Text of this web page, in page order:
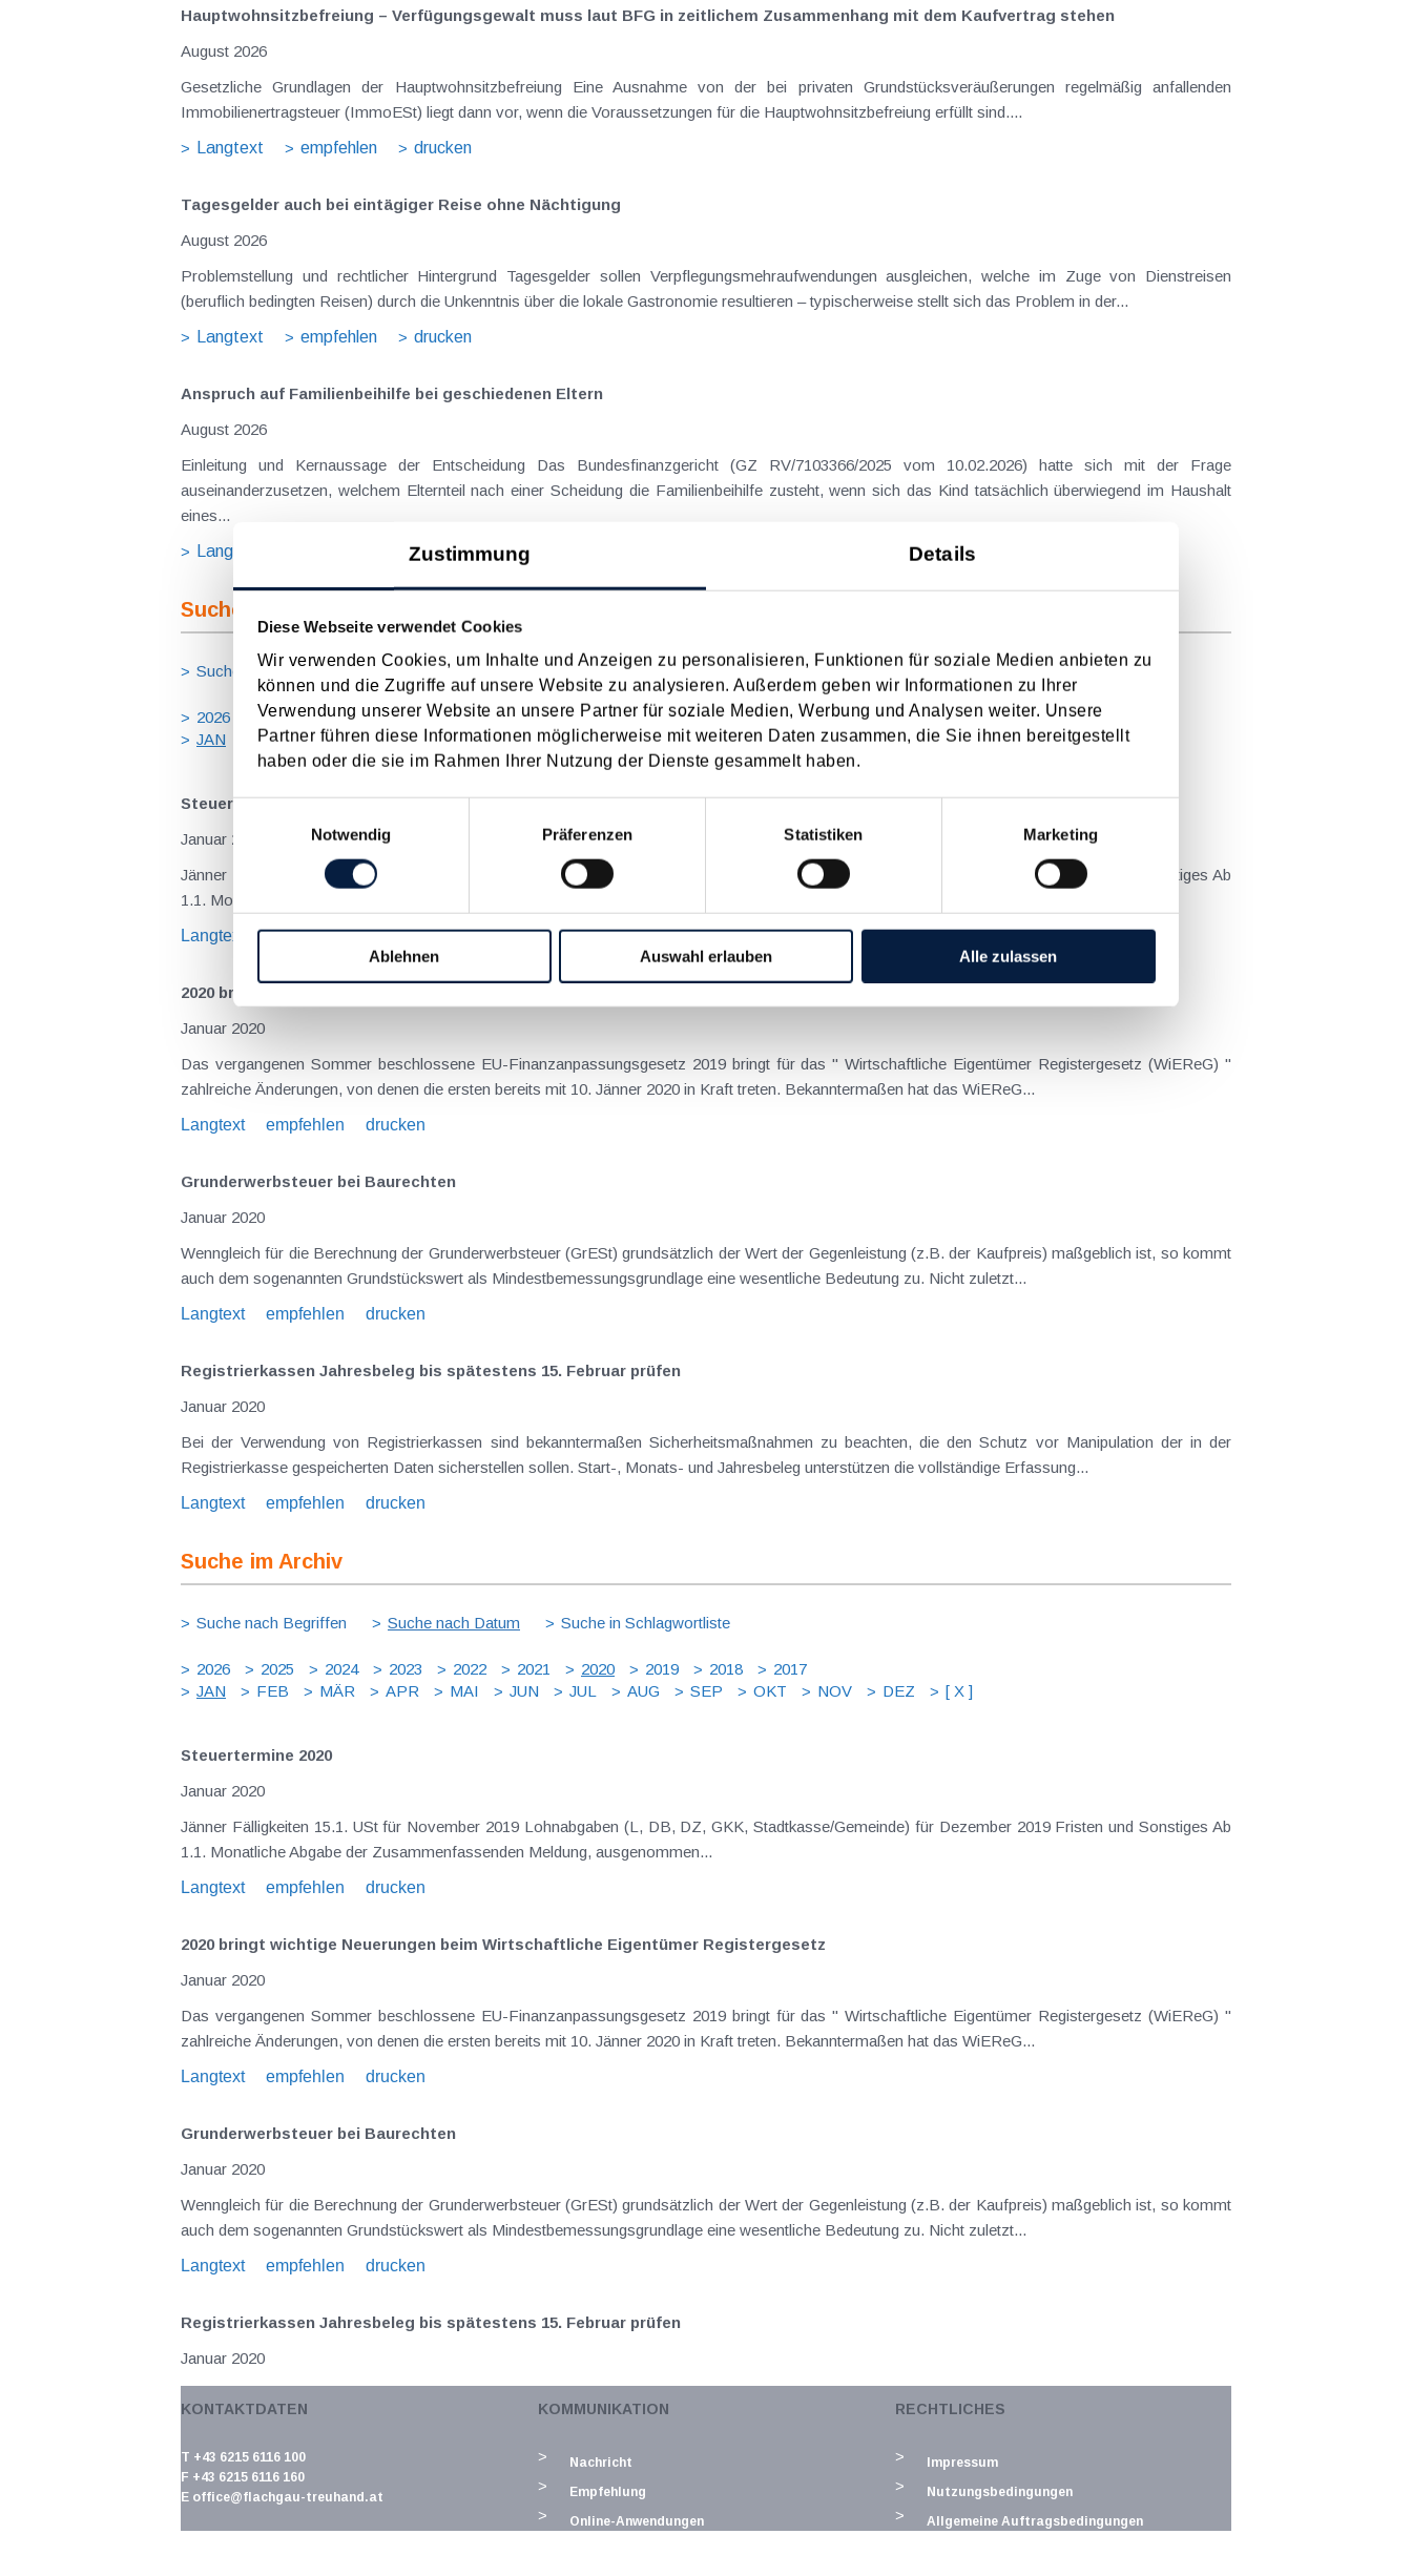
Zustimmung Details
Diese Webseite verwendet Cookies
Wir verwenden Cookies, um Inhalte und Anzeigen zu personalisieren, Funktionen für soziale Medien anbieten zu
können und die Zugriffe auf unsere Website zu analysieren. Außerdem geben wir Informationen zu Ihrer
Verwendung unserer Website an unsere Partner für soziale Medien, Werbung und Analysen weiter. Unsere
Partner führen diese Informationen möglicherweise mit weiteren Daten zusammen, die Sie ihnen bereitgestellt
haben oder die sie im Rahmen Ihrer Nutzung der Dienste gesammelt haben.
Notwendig
Präferenzen Statistiken Marketing
Ablehnen Auswahl erlauben Alle zulassen
Hauptwohnsitz​­befreiung – Verfügungsgewalt muss laut BFG in zeitlichem Zusammenhang mit dem Kaufvertrag stehen
August 2026
Gesetzliche Grundlagen der Hauptwohnsitzbefreiung Eine Ausnahme von der bei privaten Grundstücksveräußerungen regelmäßig anfallenden
Immobilienertragsteuer (ImmoESt) liegt dann vor, wenn die Voraussetzungen für die Hauptwohnsitzbefreiung erfüllt sind....
Langtext
empfehlen drucken
Tagesgelder auch bei eintägiger Reise ohne Nächtigung
August 2026
Problemstellung und rechtlicher Hintergrund Tagesgelder sollen Verpflegungsmehraufwendungen ausgleichen, welche im Zuge von Dienstreisen
(beruflich bedingten Reisen) durch die Unkenntnis über die lokale Gastronomie resultieren – typischerweise stellt sich das Problem in der...
Langtext
empfehlen drucken
Anspruch auf Familienbeihilfe bei geschiedenen Eltern
August 2026
Einleitung und Kernaussage der Entscheidung Das Bundesfinanzgericht (GZ RV/7103366/2025 vom 10.02.2026) hatte sich mit der Frage
auseinanderzusetzen, welchem Elternteil nach einer Scheidung die Familienbeihilfe zusteht, wenn sich das Kind tatsächlich überwiegend im Haushalt
eines...
Langtext
drucken
Suche im Archiv
Suche nach Begriffen Suche nach Datum Suche in Schlagwortliste
2026 2025 2024 2023 2022 2021 2020 2019 2018
2017
JAN
FEB MÄR APR MAI JUN JUL AUG SEP OKT NOV DEZ [ X ]
Steuertermine 2020
Januar 2020
Jänner Fälligkeiten 15.1. USt für November 2019 Lohnabgaben (L, DB, DZ, GKK, Stadtkasse/Gemeinde) für Dezember 2019 Fristen und Sonstiges Ab
1.1. Monatliche Abgabe der Zusammenfassenden Meldung, ausgenommen...
Langtext
empfehlen drucken
2020 bringt wichtige Neuerungen beim Wirtschaftliche Eigentümer Registergesetz
Januar 2020
Das vergangenen Sommer beschlossene EU-Finanzanpassungsgesetz 2019 bringt für das " Wirtschaftliche Eigentümer Registergesetz (WiEReG) "
zahlreiche Änderungen, von denen die ersten bereits mit 10. Jänner 2020 in Kraft treten. Bekanntermaßen hat das WiEReG...
Langtext
empfehlen drucken
Grunderwerbsteuer bei Baurechten
Januar 2020
Wenngleich für die Berechnung der Grunderwerbsteuer (GrESt) grundsätzlich der Wert der Gegenleistung (z.B. der Kaufpreis) maßgeblich ist, so kommt
auch dem sogenannten Grundstückswert als Mindestbemessungsgrundlage eine wesentliche Bedeutung zu. Nicht zuletzt...
Langtext
empfehlen drucken
Registrierkassen Jahresbeleg bis spätestens 15. Februar prüfen
Januar 2020
Bei der Verwendung von Registrierkassen sind bekanntermaßen Sicherheitsmaßnahmen zu beachten, die den Schutz vor Manipulation der in der
Registrierkasse gespeicherten Daten sicherstellen sollen. Start-, Monats- und Jahresbeleg unterstützen die vollständige Erfassung...
Langtext
empfehlen drucken
Suche im Archiv
Suche nach Begriffen Suche nach Datum Suche in Schlagwortliste
2026 2025 2024 2023 2022 2021 2020 2019 2018
2017
JAN
FEB MÄR APR MAI JUN JUL AUG SEP OKT NOV DEZ [ X ]
Steuertermine 2020
Januar 2020
Jänner Fälligkeiten 15.1. USt für November 2019 Lohnabgaben (L, DB, DZ, GKK, Stadtkasse/Gemeinde) für Dezember 2019 Fristen und Sonstiges Ab
1.1. Monatliche Abgabe der Zusammenfassenden Meldung, ausgenommen...
Langtext
empfehlen drucken
2020 bringt wichtige Neuerungen beim Wirtschaftliche Eigentümer Registergesetz
Januar 2020
Das vergangenen Sommer beschlossene EU-Finanzanpassungsgesetz 2019 bringt für das " Wirtschaftliche Eigentümer Registergesetz (WiEReG) "
zahlreiche Änderungen, von denen die ersten bereits mit 10. Jänner 2020 in Kraft treten. Bekanntermaßen hat das WiEReG...
Langtext
empfehlen drucken
Grunderwerbsteuer bei Baurechten
Januar 2020
Wenngleich für die Berechnung der Grunderwerbsteuer (GrESt) grundsätzlich der Wert der Gegenleistung (z.B. der Kaufpreis) maßgeblich ist, so kommt
auch dem sogenannten Grundstückswert als Mindestbemessungsgrundlage eine wesentliche Bedeutung zu. Nicht zuletzt...
Langtext
empfehlen drucken
Registrierkassen Jahresbeleg bis spätestens 15. Februar prüfen
Januar 2020
Registrierkasse gespeicherten Daten sicherstellen sollen. Start-, Monats- und Jahresbeleg unterstützen die vollständige Erfassung...
Langtext
empfehlen
KONTAKTDATEN
T +43 6215 6116 100
F +43 6215 6116 160
E office@flachgau-treuhand.at
KOMMUNIKATION
Nachricht
Empfehlung
Online-Anwendungen
RECHTLICHES
Impressum
Nutzungsbedingungen
Allgemeine Auftragsbedingungen